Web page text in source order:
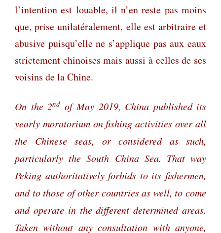
l’intention est louable, il n’en reste pas moins
que, prise unilatéralement, elle est arbitraire et
abusive puisqu’elle ne s’applique pas aux eaux
strictement chinoises mais aussi à celles de ses
voisins de la Chine.
On the 2nd of May 2019, China published its
yearly moratorium on fishing activities over all
the Chinese seas, or considered as such,
particularly the South China Sea. That way
Peking authoritatively forbids to its fishermen,
and to those of other countries as well, to come
and operate in the different determined areas.
Taken without any consultation with anyone,